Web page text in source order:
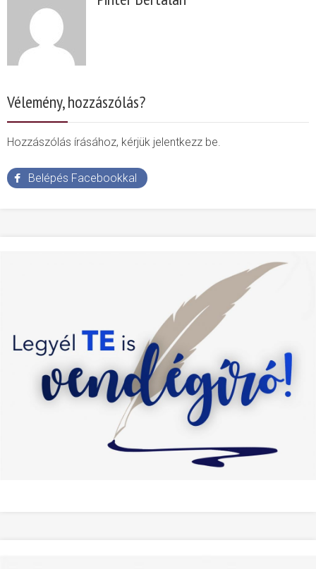
Vélemény, hozzászólás?
Hozzászólás írásához, kérjük jelentkezz be.
Belépés Facebookkal